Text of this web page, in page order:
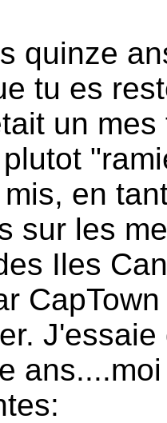
quinze
tu es
un
en
sur les
Iles